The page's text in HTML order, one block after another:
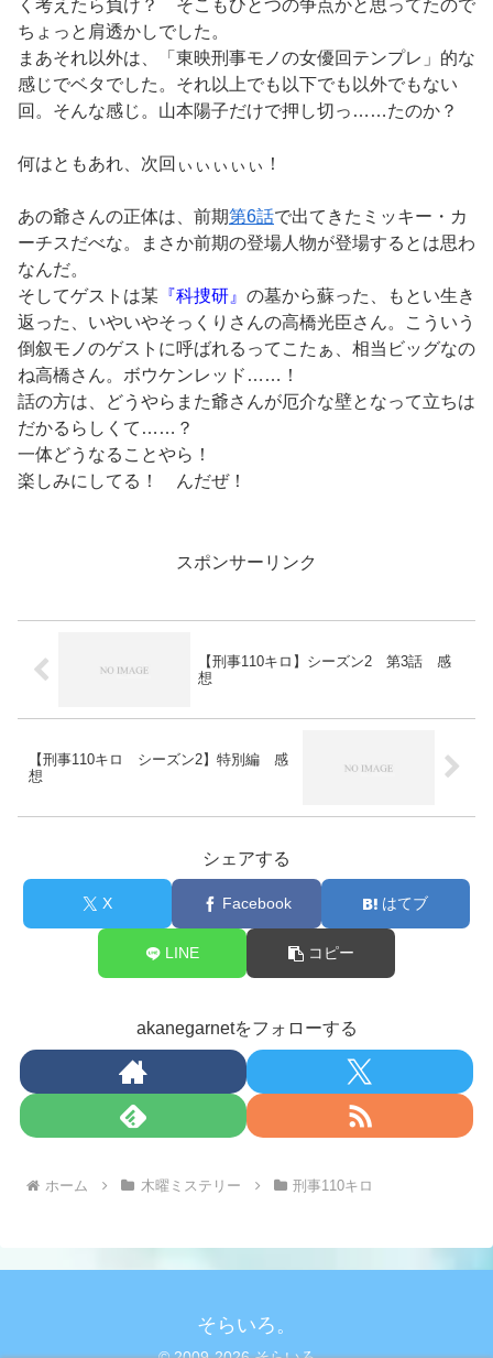
く考えたら負け？ そこもひとつの争点かと思ってたので
ちょっと肩透かしでした。
まあそれ以外は、「東映刑事モノの女優回テンプレ」的な
感じでベタでした。それ以上でも以下でも以外でもない
回。そんな感じ。山本陽子だけで押し切っ……たのか？
何はともあれ、次回ぃぃぃぃぃ！
あの爺さんの正体は、前期第6話で出てきたミッキー・カ
ーチスだべな。まさか前期の登場人物が登場するとは思わ
なんだ。
そしてゲストは某 『科捜研』 の墓から蘇った、もとい生き
返った、いやいやそっくりさんの高橋光臣さん。こういう
倒叙モノのゲストに呼ばれるってこたぁ、相当ビッグなの
ね高橋さん。ボウケンレッド……！
話の方は、どうやらまた爺さんが厄介な壁となって立ちは
だかるらしくて……？
一体どうなることやら！
楽しみにしてる！ んだぜ！
スポンサーリンク
【刑事110キロ】シーズン2 第3話 感
想
【刑事110キロ シーズン2】特別編 感
想
シェアする
X Facebook はてブ
LINE コピー
akanegarnetをフォローする
ホーム 木曜ミステリー 刑事110キロ
そらいろ。